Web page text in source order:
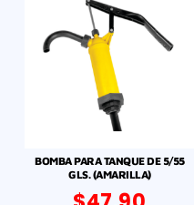
BOMBA PARA TANQUE DE 5/55
GLS. (AMARILLA)